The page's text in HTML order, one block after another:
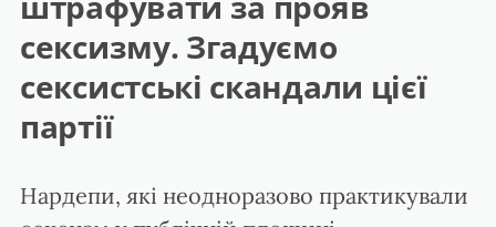
сексизму. Згадуємо
сексистські скандали цієї
партії
Нардепи, які неодноразово практикували